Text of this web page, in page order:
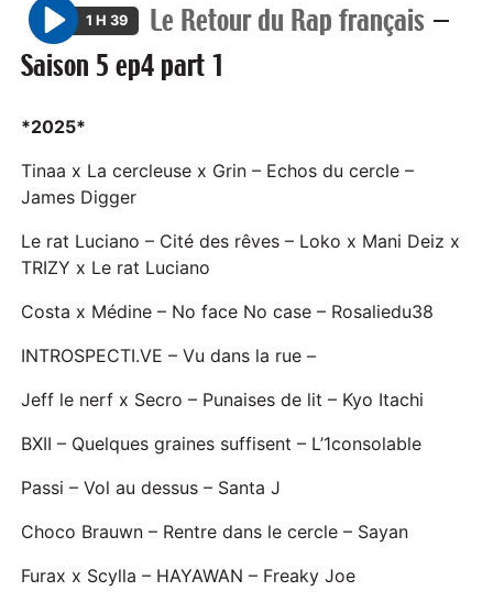
P
l
y
1 H 39 Le Retour du Rap français —
Saison 5 ep4 part 1
*2025*
Tinaa x La cercleuse x Grin – Echos du cercle –
James Digger
Le rat Luciano – Cité des rêves – Loko x Mani Deiz x
TRIZY x Le rat Luciano
Costa x Médine – No face No case – Rosaliedu38
INTROSPECTI.VE – Vu dans la rue –
Jeff le nerf x Secro – Punaises de lit – Kyo Itachi
BXII – Quelques graines suffisent – L’1consolable
Passi – Vol au dessus – Santa J
Choco Brauwn – Rentre dans le cercle – Sayan
Furax x Scylla – HAYAWAN – Freaky Joe